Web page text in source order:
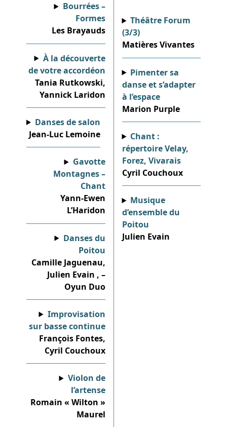
Bourrées –
Formes
Les Brayauds
À la découverte
de votre accordéon
Tania Rutkowski,
Yannick Laridon
Danses de salon
Jean-Luc Lemoine
Gavotte
Montagnes –
Chant
Yann-Ewen
L’Haridon
Danses du
Poitou
Camille Jaguenau,
Julien Evain , –
Oyun Duo
Improvisation
sur basse continue
François Fontes,
Cyril Couchoux
Violon de
l’artense
Romain « Wilton »
Maurel
Théâtre Forum
(3/3)
Matières Vivantes
Pimenter sa
danse et s’adapter
à l’espace
Marion Purple
Chant :
répertoire Velay,
Forez, Vivarais
Cyril Couchoux
Musique
d’ensemble du
Poitou
Julien Evain